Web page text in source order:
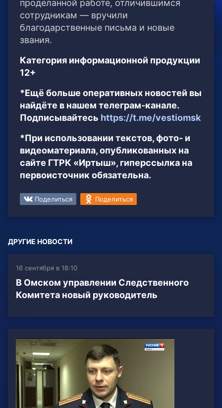
проделанной работе, отличившимся
сотрудникам — вручили
благодарственные письма и новые
звания.
Категория информационной продукции
12+
*Ещё больше оперативных новостей вы
найдёте в нашем телеграм-канале.
Подписывайтесь https://t.me/vestiomsk
*При использовании текстов, фото- и
видеоматериала, опубликованных на
сайте ГТРК «Иртыш», гиперссылка на
первоисточник обязательна.
Поделиться Поделиться
ДРУГИЕ НОВОСТИ
16 сентября в 18:10
В Омском управлении Следственного
Комитета новый руководитель